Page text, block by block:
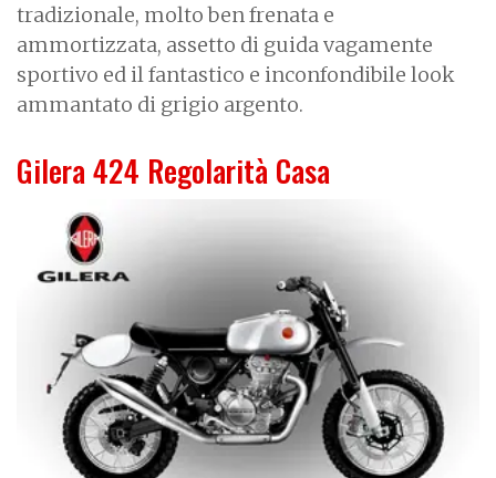
tradizionale, molto ben frenata e
ammortizzata, assetto di guida vagamente
sportivo ed il fantastico e inconfondibile look
ammantato di grigio argento.
Gilera 424 Regolarità Casa